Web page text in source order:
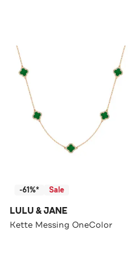
-61%* Sale
LULU & JANE
Kette Messing OneColor